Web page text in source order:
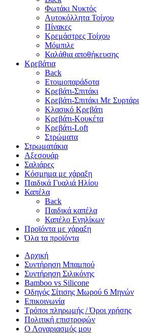
Φωτάκι Νυκτός
Αυτοκόλλητα Τοίχου
Πίνακες
Κρεμάστρες Τοίχου
Μόμπιλε
Καλάθια αποθήκευσης
Κρεβάτια
Back
Ετοιμοπαράδοτα
Κρεβάτι-Σπιτάκι
Κρεβάτι-Σπιτάκι Με Συρτάρι
Κλασικό Κρεβάτι
Κρεβάτι-Κουκέτα
Κρεβάτι-Loft
Στρώματα
Στρωματάκια
Αξεσουάρ
Σαλιάρες
Κόσμημα με χάραξη
Παιδικά Γυαλιά Ηλίου
Καπέλα
Back
Παιδικά καπέλα
Καπέλο Ενηλίκων
Προϊόντα με χάραξη
Όλα τα προϊόντα
Αρχική
Συντήρηση Μπαμπού
Συντήρηση Σιλικόνης
Bamboo vs Silicone
Οδηγός Σίτισης Μωρού 6 Μηνών
Επικοινωνία
Τρόποι πληρωμής / Όροι χρήσης
Πολιτική επιστροφών
Ο Λογαριασμός μου